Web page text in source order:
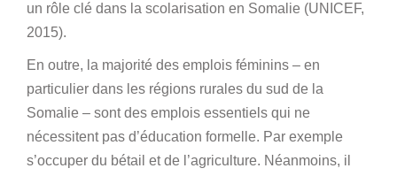
un rôle clé dans la scolarisation en Somalie (UNICEF,
2015).
En outre, la majorité des emplois féminins – en
particulier dans les régions rurales du sud de la
Somalie – sont des emplois essentiels qui ne
nécessitent pas d’éducation formelle. Par exemple
s’occuper du bétail et de l’agriculture. Néanmoins, il